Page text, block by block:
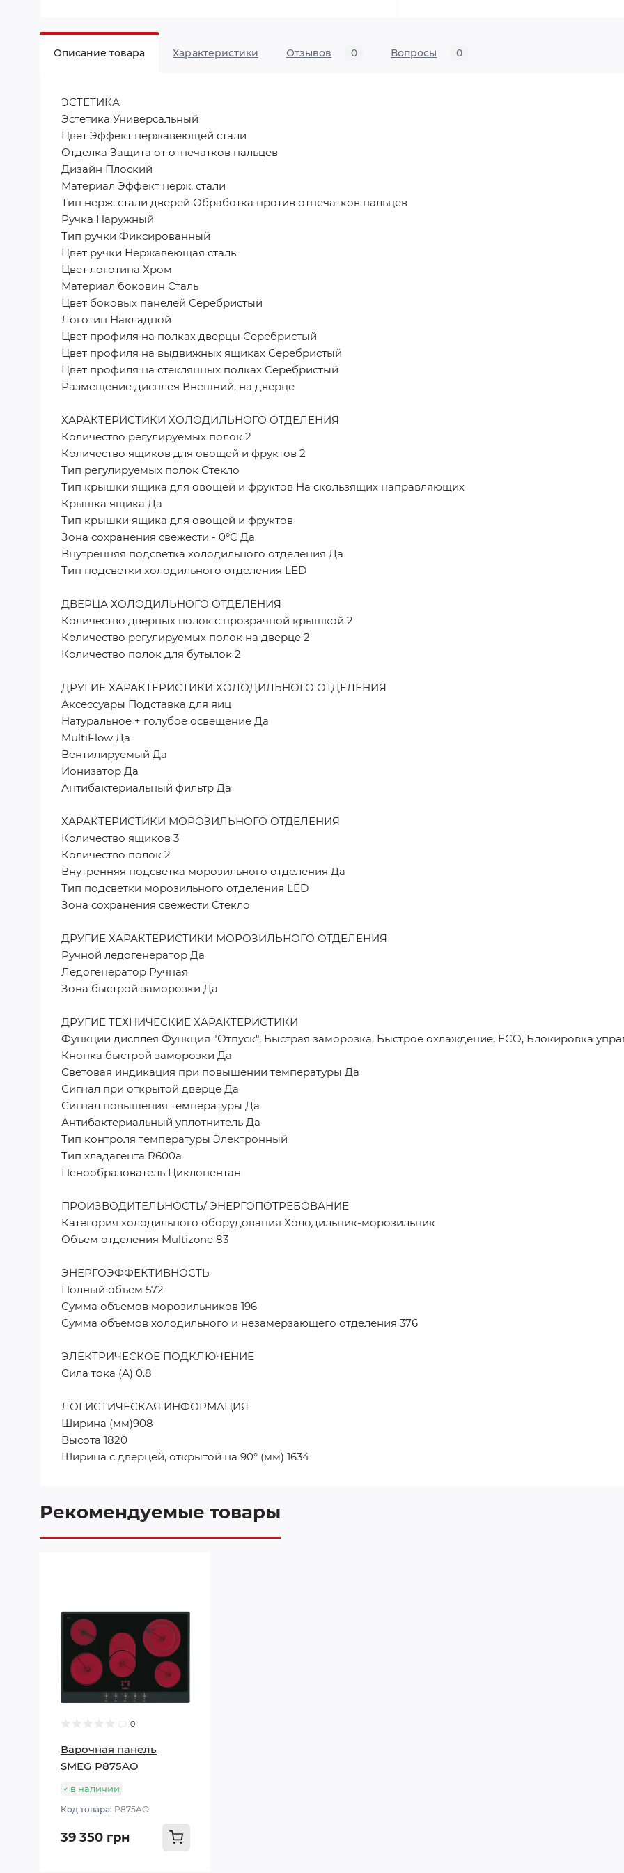
Описание товара Характеристики Отзывов 0 Вопросы 0
ЭСТЕТИКА
Эстетика Универсальный
Цвет Эффект нержавеющей стали
Отделка Защита от отпечатков пальцев
Дизайн Плоский
Материал Эффект нерж. стали
Тип нерж. стали дверей Обработка против отпечатков пальцев
Ручка Наружный
Тип ручки Фиксированный
Цвет ручки Нержавеющая сталь
Цвет логотипа Хром
Материал боковин Сталь
Цвет боковых панелей Серебристый
Логотип Накладной
Цвет профиля на полках дверцы Серебристый
Цвет профиля на выдвижных ящиках Серебристый
Цвет профиля на стеклянных полках Серебристый
Размещение дисплея Внешний, на дверце
ХАРАКТЕРИСТИКИ ХОЛОДИЛЬНОГО ОТДЕЛЕНИЯ
Количество регулируемых полок 2
Количество ящиков для овощей и фруктов 2
Тип регулируемых полок Стекло
Тип крышки ящика для овощей и фруктов На скользящих направляющих
Крышка ящика Да
Тип крышки ящика для овощей и фруктов
Зона сохранения свежести - 0°C Да
Внутренняя подсветка холодильного отделения Да
Тип подсветки холодильного отделения LED
ДВЕРЦА ХОЛОДИЛЬНОГО ОТДЕЛЕНИЯ
Количество дверных полок с прозрачной крышкой 2
Количество регулируемых полок на дверце 2
Количество полок для бутылок 2
ДРУГИЕ ХАРАКТЕРИСТИКИ ХОЛОДИЛЬНОГО ОТДЕЛЕНИЯ
Аксессуары Подставка для яиц
Натуральное + голубое освещение Да
MultiFlow Да
Вентилируемый Да
Ионизатор Да
Антибактериальный фильтр Да
ХАРАКТЕРИСТИКИ МОРОЗИЛЬНОГО ОТДЕЛЕНИЯ
Количество ящиков 3
Количество полок 2
Внутренняя подсветка морозильного отделения Да
Тип подсветки морозильного отделения LED
Зона сохранения свежести Стекло
ДРУГИЕ ХАРАКТЕРИСТИКИ МОРОЗИЛЬНОГО ОТДЕЛЕНИЯ
Ручной ледогенератор Да
Ледогенератор Ручная
Зона быстрой заморозки Да
ДРУГИЕ ТЕХНИЧЕСКИЕ ХАРАКТЕРИСТИКИ
Функции дисплея Функция "Отпуск", Быстрая заморозка, Быстрое охлаждение, ECO, Блокировка
Кнопка быстрой заморозки Да
Световая индикация при повышении температуры Да
Сигнал при открытой дверце Да
Сигнал повышения температуры Да
Антибактериальный уплотнитель Да
Тип контроля температуры Электронный
Тип хладагента R600a
Пенообразователь Циклопентан
ПРОИЗВОДИТЕЛЬНОСТЬ/ ЭНЕРГОПОТРЕБОВАНИЕ
Категория холодильного оборудования Холодильник-морозильник
Объем отделения Multizone 83
ЭНЕРГОЭФФЕКТИВНОСТЬ
Полный объем 572
Сумма объемов морозильников 196
Сумма объемов холодильного и незамерзающего отделения 376
ЭЛЕКТРИЧЕСКОЕ ПОДКЛЮЧЕНИЕ
Сила тока (А) 0.8
ЛОГИСТИЧЕСКАЯ ИНФОРМАЦИЯ
Ширина (мм)908
Высота 1820
Ширина с дверцей, открытой на 90° (мм) 1634
Рекомендуемые товары
0
Варочная панель
SMEG P875AO
в наличии
Код товара: P875AO
39 350 грн